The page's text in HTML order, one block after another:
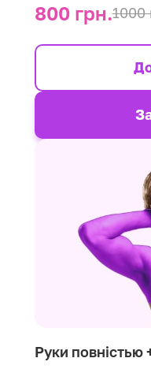
800 грн.1000
Руки повністью